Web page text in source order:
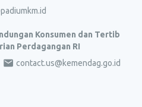
Konsumen dan Tertib
Perdagangan RI
contact.us@kemendag.go.id